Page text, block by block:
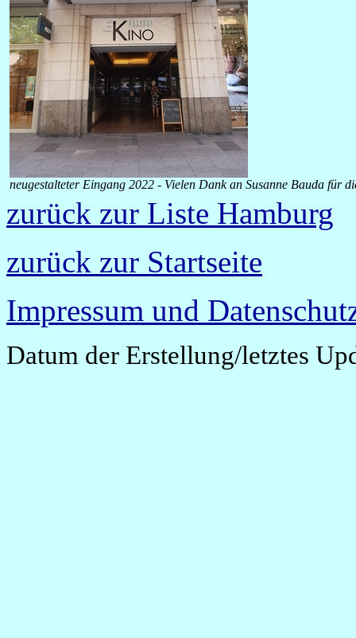
neugestalteter Eingang 2022 - Vielen Dank an Susanne Bauda für
zurück zur Liste Hamburg
zurück zur Startseite
Impressum und
Datum der Erstellung/letztes